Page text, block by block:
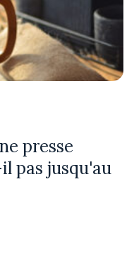
presse
pas jusqu'au